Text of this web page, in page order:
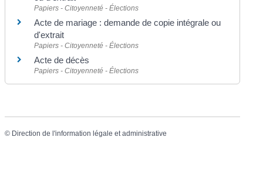
Papiers - Citoyenneté - Élections
Acte de mariage : demande de copie intégrale ou
d'extrait
Papiers - Citoyenneté - Élections
Acte de décès
Papiers - Citoyenneté - Élections
© Direction de l'information légale et administrative